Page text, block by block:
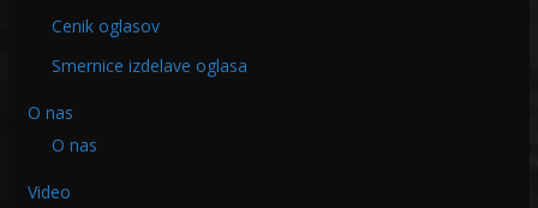
Cenik oglasov
Smernice izdelave oglasa
O nas
O nas
Video